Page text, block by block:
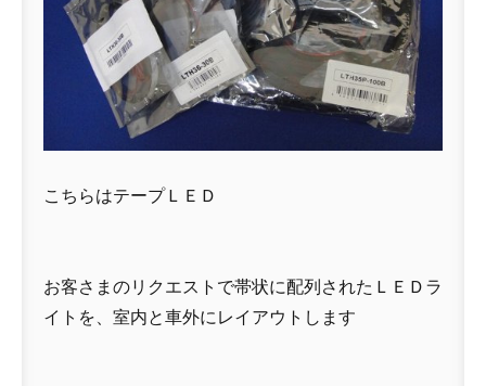
こちらはテープＬＥＤ
お客さまのリクエストで帯状に配列されたＬＥＤラ
イトを、室内と車外にレイアウトします